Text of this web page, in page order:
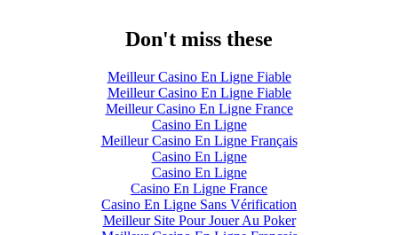
Don't miss these
Meilleur Casino En Ligne Fiable
Meilleur Casino En Ligne Fiable
Meilleur Casino En Ligne France
Casino En Ligne
Meilleur Casino En Ligne Français
Casino En Ligne
Casino En Ligne
Casino En Ligne France
Casino En Ligne Sans Vérification
Meilleur Site Pour Jouer Au Poker